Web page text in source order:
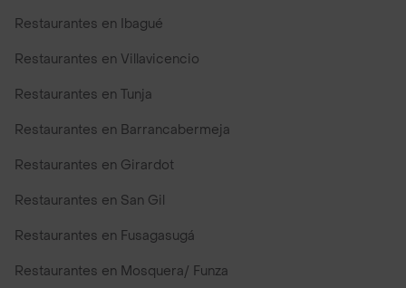
Restaurantes en Ibagué
Restaurantes en Villavicencio
Restaurantes en Tunja
Restaurantes en Barrancabermeja
Restaurantes en Girardot
Restaurantes en San Gil
Restaurantes en Fusagasugá
Restaurantes en Mosquera/ Funza